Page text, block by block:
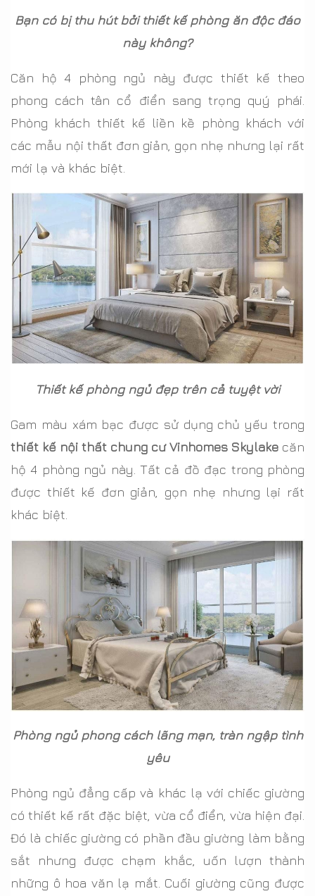
Bạn có bị thu hút bởi thiết kế phòng ăn độc đáo
này không?
Căn hộ 4 phòng ngủ này được thiết kế theo
phong cách tân cổ điển sang trọng quý phái.
Phòng khách thiết kế liền kề phòng khách với
các mẫu nội thất đơn giản, gọn nhẹ nhưng lại rất
mới lạ và khác biệt.
Thiết kế phòng ngủ đẹp trên cả tuyệt vời
Gam màu xám bạc được sử dụng chủ yếu trong
thiết kế nội thất chung cư Vinhomes Skylake căn
hộ 4 phòng ngủ này. Tất cả đồ đạc trong phòng
được thiết kế đơn giản, gọn nhẹ nhưng lại rất
khác biệt.
Phòng ngủ phong cách lãng mạn, tràn ngập tình
yêu
Phòng ngủ đẳng cấp và khác lạ với chiếc giường
có thiết kế rất đặc biệt, vừa cổ điển, vừa hiện đại.
Đó là chiếc giường có phần đầu giường làm bằng
sắt nhưng được chạm khắc, uốn lượn thành
những ô hoa văn lạ mắt. Cuối giường cũng được